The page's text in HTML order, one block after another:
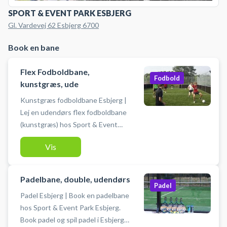
SPORT & EVENT PARK ESBJERG
Gl. Vardevej 62 Esbjerg 6700
Book en bane
Flex Fodboldbane,
kunstgræs, ude
Kunstgræs fodboldbane Esbjerg |
Lej en udendørs flex fodboldbane
(kunstgræs) hos Sport & Event
Park Esbjerg. Book din udendørs
kunstgræsbane hos Sport & Event
Esbjerg. Mulighed for bad og
omklædning. Medbring selv fodbold
(e).
Vis
Fodbold
Padelbane, double, udendørs
Padel Esbjerg | Book en padelbane
hos Sport & Event Park Esbjerg.
Book padel og spil padel i Esbjerg
Padel